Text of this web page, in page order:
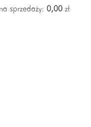
sprzedaży: 0,00zł